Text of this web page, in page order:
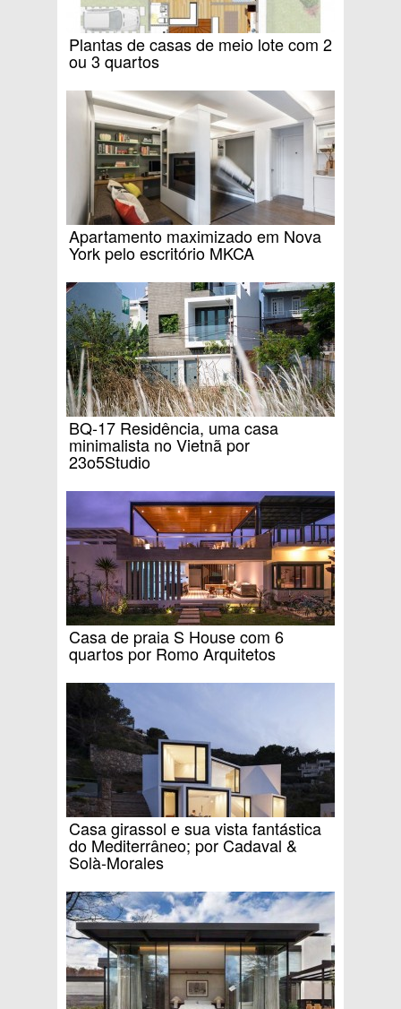
Plantas de casas de meio lote com 2
ou 3 quartos
Apartamento maximizado em Nova
York pelo escritório MKCA
BQ-17 Residência, uma casa
minimalista no Vietnã por
23o5Studio
Casa de praia S House com 6
quartos por Romo Arquitetos
Casa girassol e sua vista fantástica
do Mediterrâneo; por Cadaval &
Solà-Morales